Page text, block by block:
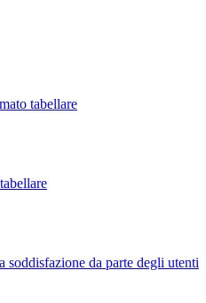
tabellare
soddisfazione da parte degli utenti